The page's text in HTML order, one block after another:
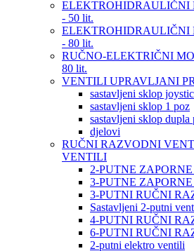
- 50 lit.
- 80 lit.
RUČNO-ELEKTRIČNI
80 lit.
VENTILI UPRAVLJANI
sastavljeni sklop joystic
sastavljeni sklop 1 poz
sastavljeni sklop dupla
djelovi
RUČNI RAZVODNI
VENTILI
2-PUTNE ZAPORNE
3-PUTNE ZAPORNE
3-PUTNI RUČNI
Sastavljeni 2-putni
4-PUTNI RUČNI
6-PUTNI RUČNI
2-putni elektro ventili